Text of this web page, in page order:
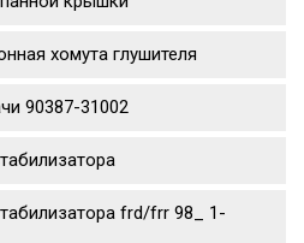
хомута глушителя
90387-31002
frd/frr 98_ 1-